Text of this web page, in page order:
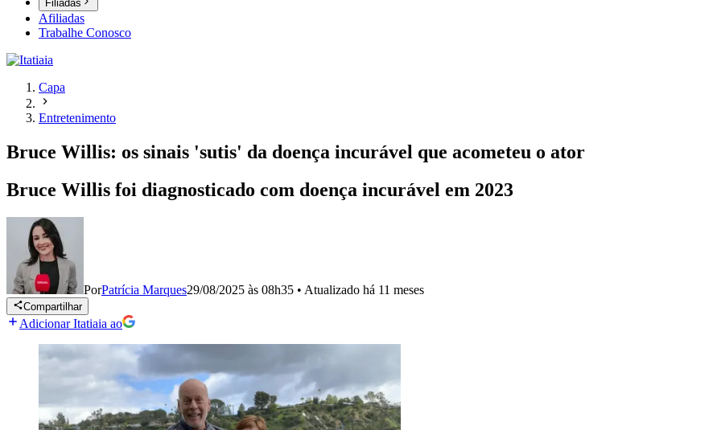
Filiadas
Afiliadas
Trabalhe Conosco
Capa
Entretenimento
Bruce Willis: os sinais 'sutis' da doença incurável que acometeu o ator
Bruce Willis foi diagnosticado com doença incurável em 2023
PorPatrícia Marques29/08/2025 às 08h35 • Atualizado há 11 meses
Compartilhar
Adicionar Itatiaia ao